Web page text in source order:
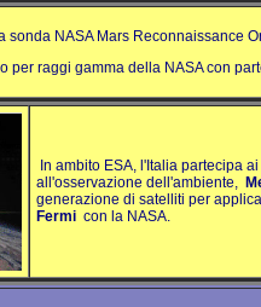
sonda NASA Mars Reconnaissance
per raggi gamma della NASA con
In ambito ESA, l'Italia partecipa
all'osservazione dell'ambiente,
generazione di satelliti per
Fermi con la NASA.